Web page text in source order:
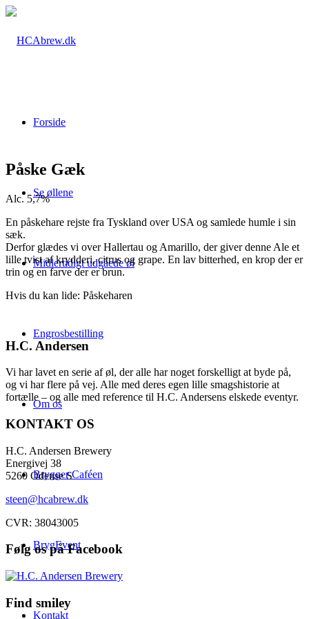
Forside
Se øllene
Midlertidigt udgåede øl
Engrosbestilling
Om os
Brygger Caféen
BrygEvent
Kontakt
Påske Gæk
Alc. 5,7%
En påskehare rejste fra Tyskland over USA og samlede humle i sin
sæk.
Derfor glædes vi over Hallertau og Amarillo, der giver denne Ale et
lille tvist af krydderi, citrus og grape. En lav bitterhed, en krop der er
trin og en farve der er brun.
Hvis du kan lide: Påskeharen
H.C. Andersen
Vi har lavet en serie af øl, der alle har noget forskelligt at byde på,
og vi har flere på vej. Alle med deres egen lille smagshistorie at
fortælle – og alle med reference til H.C. Andersens elskede eventyr.
KONTAKT OS
H.C. Andersen Brewery
Energivej 38
5260 Odense S
steen@hcabrew.dk
CVR: 38043005
Følg os på Facebook
Find smiley